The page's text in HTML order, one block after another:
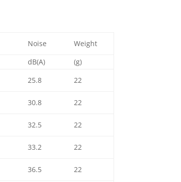
Noise
Weight
dB(A)
(g)
25.8
22
30.8
22
32.5
22
33.2
22
36.5
22